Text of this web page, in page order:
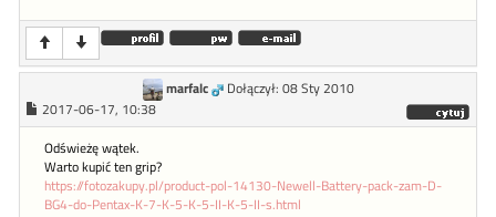
marfalc
Dołączył: 08 Sty 2010
2017-06-17, 10:38
Odświeżę wątek.
Warto kupić ten grip?
https://fotozakupy.pl/product-pol-14130-Newell-Battery-pack-zam-D-
BG4-do-Pentax-K-7-K-5-K-5-II-K-5-II-s.html